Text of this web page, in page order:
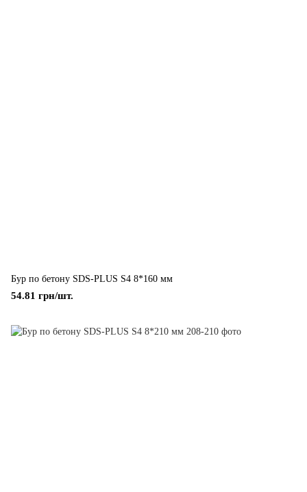
Бур по бетону SDS-PLUS S4 8*160 мм
54.81 грн/шт.